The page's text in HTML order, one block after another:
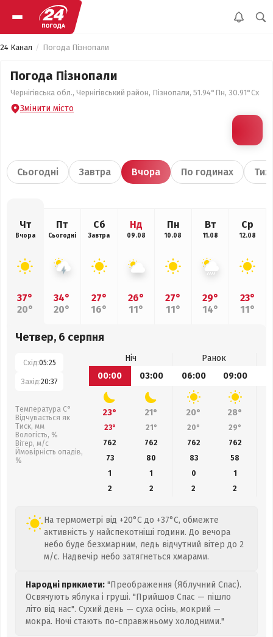
24 Канал Погода Пізнопали
Погода Пізнопали
Чернігівська обл., Чернігівський район, Пізнопали, 51.94°Пн, 30.91°Сх
Змінити місто
Сьогодні Завтра Вчора По годинах
Чт
Вчора
37°
20°
Пт
Сьогодні
34°
20°
Сб
Завтра
27°
16°
Нд
09.08
26°
11°
Пн
10.08
27°
11°
Вт
11.08
29°
14°
Ср
12.08
23°
11°
Четвер, 6 серпня
Схід:05:25
Захід:20:37
Температура С°
Відчувається як
Тиск, мм
Вологість, %
Вітер, м/с
Ймовірність опадів,
%
Ніч
Ранок
00:00
03:00 06:00 09:00
23° 21° 20° 28°
23° 21° 20° 29°
762
762 762 762
73
80 83 58
1
1 0
1
2
2 2 2
На термометрі від +20°C до +37°C, обмежте
активність у найспекотніші години. До вечора
небо буде безхмарним, ледь відчутний вітер до 2
м/с. Надвечір небо затягнеться хмарами.
Народні прикмети: "Преображення (Яблучний Спас).
Освячують яблука і груші. "Прийшов Спас — пішло
літо від нас". Сухий день — суха осінь, мокрий —
мокра. Ночі стають по-справжньому холодними."